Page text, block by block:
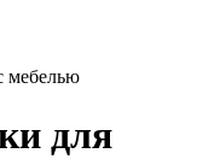
мебелью
для